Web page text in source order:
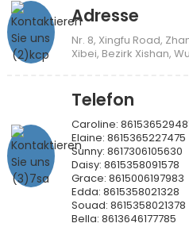
Adresse
Nr. 8, Xingfu Road,
Xibei, Bezirk Xishan,
Telefon
Caroline:
Elaine: 8615365227475
Sunny: 8617306105630
Daisy: 8615358091578
Grace: 8615006197983
Edda: 8615358021328
Souad: 8615358021378
Bella: 8613646177785